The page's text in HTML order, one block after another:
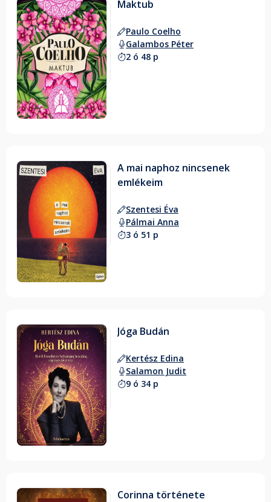
Maktub
Paulo Coelho
Galambos Péter
2 ó 48 p
A mai naphoz nincsenek
emlékeim
Szentesi Éva
Pálmai Anna
3 ó 51 p
Jóga Budán
Kertész Edina
Salamon Judit
9 ó 34 p
Corinna története